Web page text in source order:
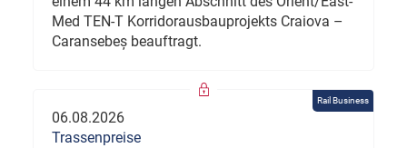
Med TEN-T Korridorausbauprojekts Craiova –
Caransebeș beauftragt.
Rail Business
06.08.2026
Trassenpreise